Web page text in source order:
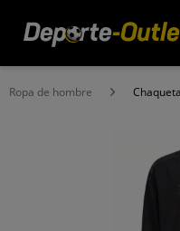
Ropa de hombre